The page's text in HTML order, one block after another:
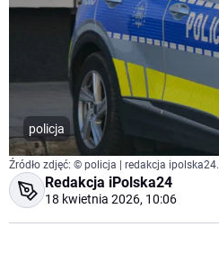
policja
Źródło zdjęć: © policja | redakcja
Redakcja iPolska24
18 kwietnia 2026, 10:06